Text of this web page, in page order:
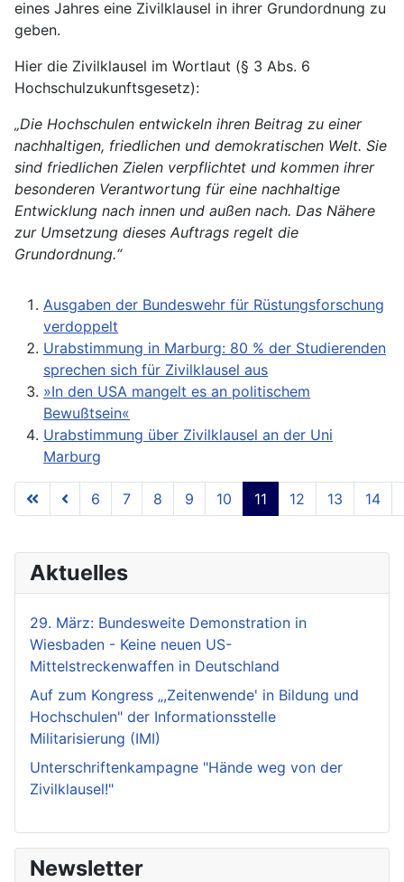
eines Jahres eine Zivilklausel in ihrer Grundordnung zu
geben.
Hier die Zivilklausel im Wortlaut (§ 3 Abs. 6
Hochschulzukunftsgesetz):
„Die Hochschulen entwickeln ihren Beitrag zu einer
nachhaltigen, friedlichen und demokratischen Welt. Sie
sind friedlichen Zielen verpflichtet und kommen ihrer
besonderen Verantwortung für eine nachhaltige
Entwicklung nach innen und außen nach. Das Nähere
zur Umsetzung dieses Auftrags regelt die
Grundordnung.“
Ausgaben der Bundeswehr für Rüstungsforschung
verdoppelt
Urabstimmung in Marburg: 80 % der Studierenden
sprechen sich für Zivilklausel aus
»In den USA mangelt es an politischem
Bewußtsein«
Urabstimmung über Zivilklausel an der Uni
Marburg
Seite 11 von 18
6 7 8 9 10 11 12 13 14
Aktuelles
29. März: Bundesweite Demonstration in
Wiesbaden - Keine neuen US-
Mittelstreckenwaffen in Deutschland
Auf zum Kongress „,Zeitenwende' in Bildung und
Hochschulen" der Informationsstelle
Militarisierung (IMI)
Unterschriftenkampagne "Hände weg von der
Zivilklausel!"
Newsletter